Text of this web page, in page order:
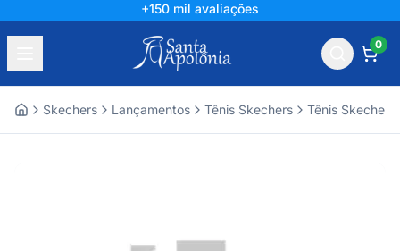
+150 mil avaliações
0
Skechers Lançamentos Tênis Skechers Tênis Skechers